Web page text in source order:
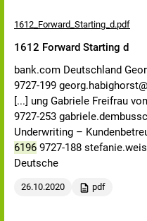
1612_Forward_Starting_d.pdf
1612 Forward Starting d
bank.com Deutschland
9727-199
[...] ung Gabriele Freifrau
9727-253
Underwriting –
6196 9727-188
Deutsche
26.10.2020 pdf